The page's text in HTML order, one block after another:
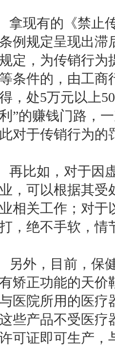
拿现有的《禁止
条例规定呈现出滞
定，为传销行为
等条件的，由工商
，处5万元以上
”的赚钱门路，
此对于传销行为的
再比如，对于因
业，可以根据其受
业相关工作；对于
，绝不手软，情
另外，目前，保
矫正功能的天价
医院所用的医疗
些产品不受医疗
可证即可生产，